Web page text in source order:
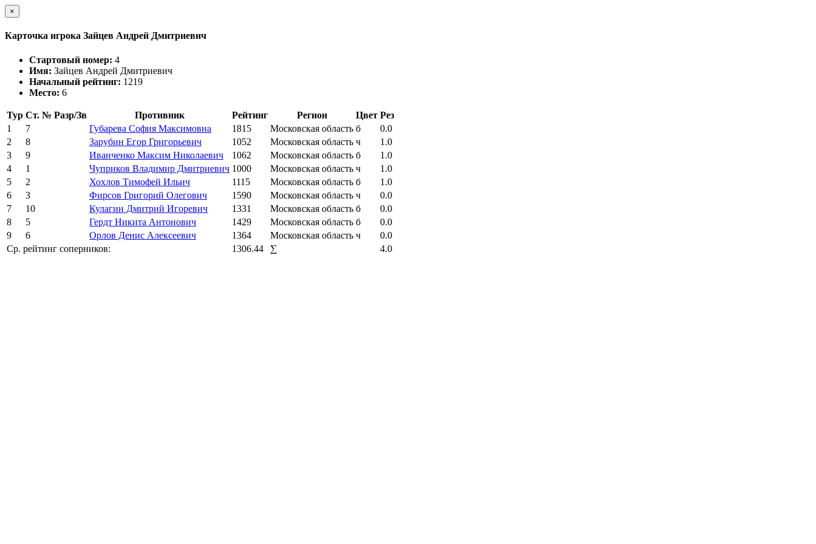
×
Карточка игрока Зайцев Андрей Дмитриевич
Стартовый номер: 4
Имя: Зайцев Андрей Дмитриевич
Начальный рейтинг: 1219
Место: 6
Тур Ст. № Разр/Зв Противник Рейтинг Регион Цвет Рез
1
7 Губарева София Максимовна 1815 Московская область б
0.0
2
8 Зарубин Егор Григорьевич 1052 Московская область ч
1.0
3
9 Иванченко Максим Николаевич 1062 Московская область б
1.0
4
1 Чуприков Владимир Дмитриевич 1000 Московская область ч
1.0
5
2 Хохлов Тимофей Ильич 1115 Московская область б
1.0
6
3 Фирсов Григорий Олегович 1590 Московская область ч
0.0
7
10 Кулагин Дмитрий Игоревич 1331 Московская область б
0.0
8
5 Гердт Никита Антонович 1429 Московская область б
0.0
9
6 Орлов Денис Алексеевич 1364 Московская область ч
0.0
Ср. рейтинг соперников:
1306.44 ∑ 4.0